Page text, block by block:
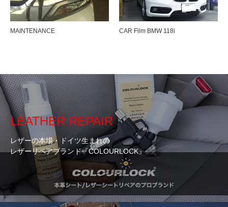
MAINTENANCE CAR Film BMW 118i
LEATHER REPAIR
レザーの本場・ドイツ生まれの
レザーリペアブランド『COLOURLOCK』